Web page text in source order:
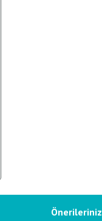
Önerileriniz